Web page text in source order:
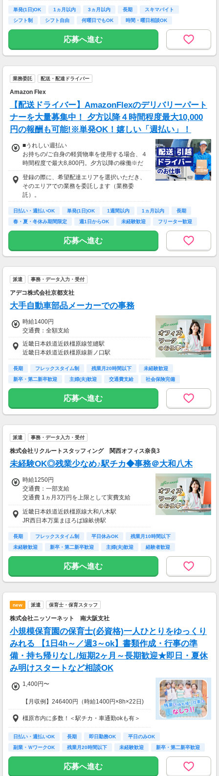
月収15万円～25万円
■主婦Cさん（月100時間程度）
月収20万円以上
現在活躍中のライバーの多くは会社員や主婦の
方。
本業や家庭と両立しながら副業として活動され
ています。
自宅からスタートできます。
通勤時間ゼロだから、本業やプライベートとの
両立もラクラク♪
単発(1日)OK 1ヵ月以内 3ヵ月以内 長期
スキマバイト
シフト制
シフト自由 何曜日でもOK 時間・曜日相談OK
応募へ進む
業務委託 配送・配達ドライバー
Amazon Flex
【配送ドライバー】AmazonFlexのデリバリーパート
ナーを大量募集中！ 夕方以降４時間程度最大10,000
円の報酬も可能!※単発OK！嬉しい「週払い」！
■うれしい週払い
お持ちの/ご自身の軽貨物車を使用する場合、４
時間程度で最大8,800円。夕方以降の稼働※だ
と４時間程度で最10,000円の報酬が獲得可能！
給与ではなく、委託業務に応じた報酬をお支払
いする業務委託のお仕事です。うれしい週払
い。
※関西エリアで4-6月に１8時以降稼働した場合
を想定。地域により異なります。
※報酬は規約にしたがい配達完了の15日後に支
払いますが、可能な場合は、より早く、週払い
で前週稼働分をお支払いします。
登録の際に、希望配達エリアを選択いただき、
そのエリアでの業務を委託します（業務委
登録の際に、希望配達エリアを選択いただき、
そのエリアでの業務を委託します（業務委
託）。
日払い・週払いOK 単発(1日)OK 1週間以内 1ヵ月以内
長期
春・夏・冬休み期間限定
週1日からOK 未経験歓迎 フリーター歓迎
応募へ進む
派遣 事務・データ入力・受付
アデコ株式会社京都支社
大手自動車部品メーカーでの事務
時給1400円
交通費：全額支給
近畿日本鉄道近鉄橿原線笠縫駅
近畿日本鉄道近鉄橿原線新ノ口駅
長期 フレックスタイム制 残業月20時間以下
未経験歓迎
新卒・第二新卒歓迎
主婦(夫)歓迎 交通費支給
社会保険完備
研修制度あり
応募へ進む
派遣 事務・データ入力・受付
株式会社リクルートスタッフィング 関西オフィス奈良3
未経験OK◎残業少なめ♪駅チカ◆事務＠大和八木
時給1250円
交通費：一部支給
交通費 1ヵ月3万円を上限として実費支給
月収例 17万5000円 時給1250円×実働7h×週5日
×4週
※月収例を保証するものではありません。
ha_rs_001
近畿日本鉄道近鉄橿原線大和八木駅
JR西日本万葉まほろば線畝傍駅
長期 フレックスタイム制 平日休みOK
残業月10時間以下
未経験歓迎
新卒・第二新卒歓迎 主婦(夫)歓迎
経験者歓迎
ＰＣスキル不要
応募へ進む
new 派遣 保育士・保育スタッフ
株式会社ニッソーネット 南大阪支社
小規模保育園の保育士(必資格)一人ひとりをゆっくり
みれる 【1日4h～／週3～ok】書類作成・行事の準
備・持ち帰りなし/短期2ヶ月～長期歓迎★即日・夏休
み明けスタートなど相談OK
1,400円〜
【月収例】246400円（時給1400円×8h×22日)
7：00～19：00で1日4ｈ～、週3～5日(週20h
以上)
★シフト例：9-18時、7-11時、8-12時、9-16時
など
間など相談OK！
★短期2ヶ月～長期歓迎！
橿原市内に多数！＜駅チカ・車通勤okも有＞
日払い・週払いOK 長期 即日勤務OK
平日のみOK
副業・ＷワークOK
残業月20時間以下 未経験歓迎
新卒・第二新卒歓迎
フリーター歓迎
応募へ進む